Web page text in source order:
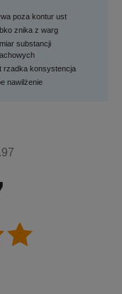
poza kontur ust
znika z warg
substancji
rzadka konsystencja
nawilżenie